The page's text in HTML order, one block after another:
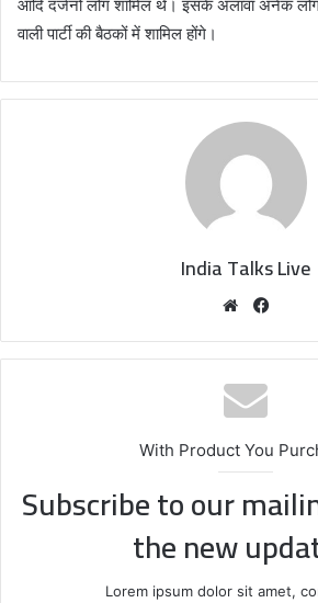
आदि दर्जनों लोग शामिल थे। इसके अलावा अनेक लोग
वाली पार्टी की बैठकों में शामिल होंगे।
India Talks Live
We
te
bo
With Product You
Subscribe to our
the new
Lorem ipsum dolor sit amet,